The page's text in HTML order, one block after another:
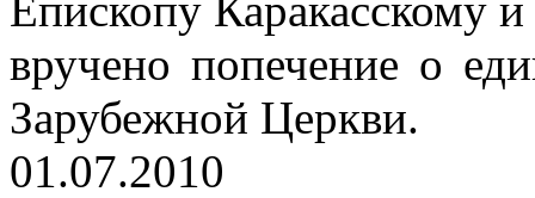
вручено попечение о
Зарубежной Церкви.
01.07.2010